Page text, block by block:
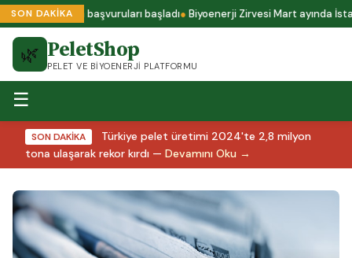
SON DAKİKA
A1 sertifika başvuruları başladı Biyoenerji Zirvesi Mart ayında
🌿 PeletShop
PELET VE BIYOENERJI PLATFORMU
☰
SON DAKİKA
Türkiye pelet üretimi 2024'te 2,8 milyon
tona ulaşarak rekor kırdı — Devamını Oku →